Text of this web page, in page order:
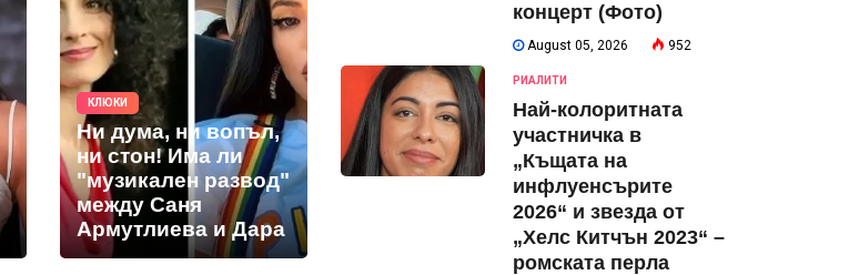
КЛЮКИ
Ни дума, ни вопъл,
ни стон! Има ли
"музикален развод"
между Саня
Армутлиева и Дара
концерт (Фото)
August 05, 2026 952
РИАЛИТИ
Най-колоритната
участничка в
„Къщата на
инфлуенсърите
2026“ и звезда от
„Хелс Китчън 2023“ –
ромската перла